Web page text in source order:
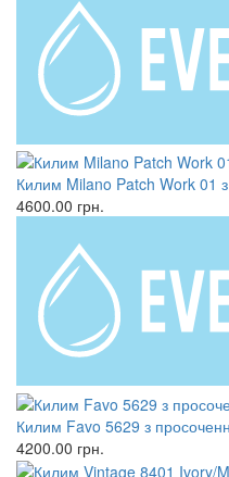
Килим Milano Patch Work 01
4600.00 грн.
Килим Favo 5629 з
4200.00 грн.